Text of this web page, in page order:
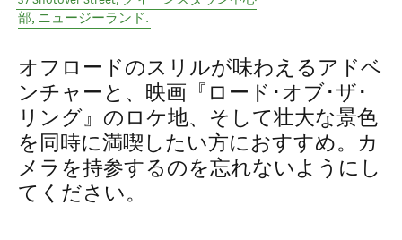
部, ニュージーランド.
オフロードのスリルが味わえるアドベ
ンチャーと、映画『ロード･オブ･ザ･
リング』のロケ地、そして壮大な景色
を同時に満喫したい方におすすめ。カ
メラを持参するのを忘れないようにし
てください。